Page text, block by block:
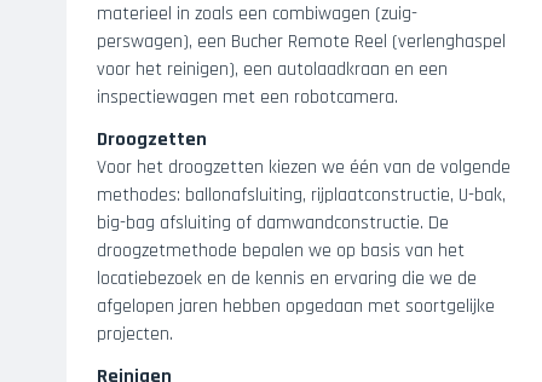
materieel in zoals een combiwagen (zuig-
perswagen), een Bucher Remote Reel (verlenghaspel
voor het reinigen), een autolaadkraan en een
inspectiewagen met een robotcamera.
Droogzetten
Voor het droogzetten kiezen we één van de volgende
methodes: ballonafsluiting, rijplaatconstructie, U-bak,
big-bag afsluiting of damwandconstructie. De
droogzetmethode bepalen we op basis van het
locatiebezoek en de kennis en ervaring die we de
afgelopen jaren hebben opgedaan met soortgelijke
projecten.
Reinigen